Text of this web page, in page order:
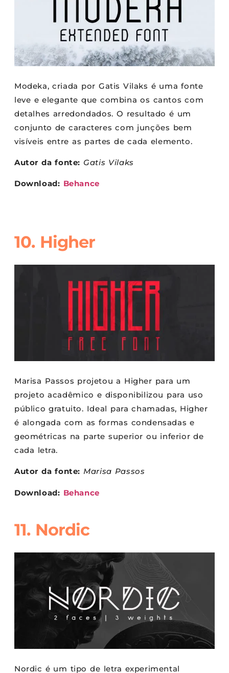
Modeka, criada por Gatis Vilaks é uma fonte
leve e elegante que combina os cantos com
detalhes arredondados. O resultado é um
conjunto de caracteres com junções bem
visíveis entre as partes de cada elemento.
Autor da fonte: Gatis Vilaks
Download: Behance
10. Higher
Marisa Passos projetou a Higher para um
projeto acadêmico e disponibilizou para uso
público gratuito. Ideal para chamadas, Higher
é alongada com as formas condensadas e
geométricas na parte superior ou inferior de
cada letra.
Autor da fonte: Marisa Passos
Download: Behance
11. Nordic
Nordic é um tipo de letra experimental